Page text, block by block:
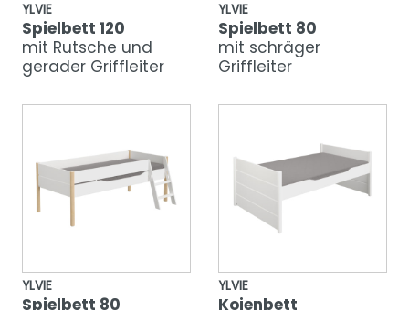
YLVIE
Spielbett 120
mit Rutsche und
gerader Griffleiter
YLVIE
Spielbett 80
mit schräger
Griffleiter
YLVIE
Spielbett 80
YLVIE
Kojenbett